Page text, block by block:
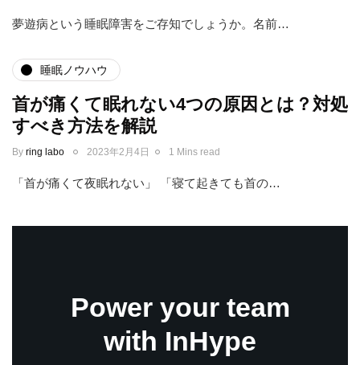
夢遊病という睡眠障害をご存知でしょうか。名前…
睡眠ノウハウ
首が痛くて眠れない4つの原因とは？対処
すべき方法を解説
By ring labo 2023年2月4日 1 Mins read
「首が痛くて夜眠れない」 「寝て起きても首の…
Power your team
with InHype